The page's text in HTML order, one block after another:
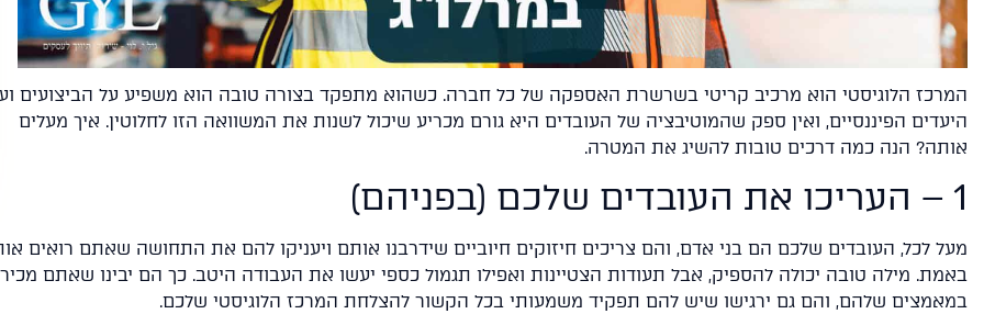
המרכז הלוגיסטי הוא מרכיב קריטי בשרשרת האספקה של כל חברה. כשהוא מתפקד בצורה טובה הוא משפיע על הביצועים
היעדים הפיננסיים, ואין ספק שהמוטיבציה של העובדים היא גורם מכריע שיכול לשנות את המשוואה הזו לחלוטין. איך מעלים
אותה? הנה כמה דרכים טובות להשיג את המטרה.
1 – העריכו את העובדים שלכם (בפניהם)
מעל לכל, העובדים שלכם הם בני אדם, והם צריכים חיזוקים חיוביים שידרבנו אותם ויעניקו להם את התחושה שאתם רואים
באמת. מילה טובה יכולה להספיק, אבל תעודות הצטיינות ואפילו תגמול כספי יעשו את העבודה היטב. כך הם יבינו שאתם
במאמצים שלהם, והם גם ירגישו שיש להם תפקיד משמעותי בכל הקשור להצלחת המרכז הלוגיסטי שלכם.